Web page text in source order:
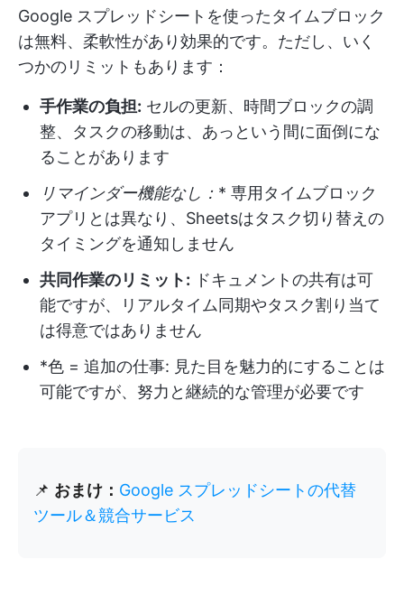
Google スプレッドシートを使ったタイムブロック
は無料、柔軟性があり効果的です。ただし、いく
つかのリミットもあります：
手作業の負担: セルの更新、時間ブロックの調
整、タスクの移動は、あっという間に面倒にな
ることがあります
リマインダー機能なし： * 専用タイムブロック
アプリとは異なり、Sheetsはタスク切り替えの
タイミングを通知しません
共同作業のリミット: ドキュメントの共有は可
能ですが、リアルタイム同期やタスク割り当て
は得意ではありません
*色 = 追加の仕事: 見た目を魅力的にすることは
可能ですが、努力と継続的な管理が必要です
📌 おまけ： Google スプレッドシートの代替
ツール＆競合サービス